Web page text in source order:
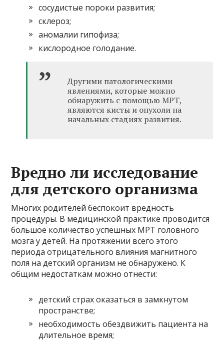
сосудистые пороки развития;
склероз;
аномалии гипофиза;
кислородное голодание.
Другими патологическими
явлениями, которые можно
обнаружить с помощью МРТ,
являются кисты и опухоли на
начальных стадиях развития.
Вредно ли исследование
для детского организма
Многих родителей беспокоит вредность
процедуры. В медицинской практике проводится
большое количество успешных МРТ головного
мозга у детей. На протяжении всего этого
периода отрицательного влияния магнитного
поля на детский организм не обнаружено. К
общим недостаткам можно отнести:
детский страх оказаться в замкнутом
пространстве;
необходимость обездвижить пациента на
длительное время;